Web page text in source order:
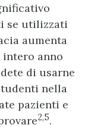
se utilizzati
aumenta
anno
di usarne
nella
pazienti e
2,5.